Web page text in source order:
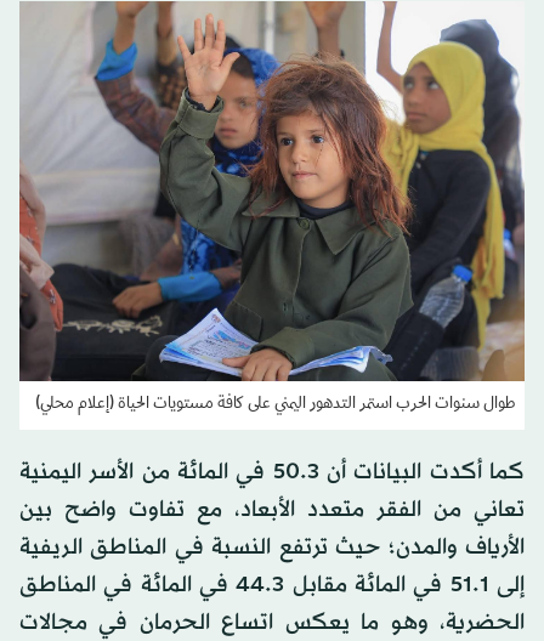
طوال سنوات الحرب استمر التدهور اليمني على كافة مستويات الحياة (إعلام محلي)
كما أكدت البيانات أن 50.3 في المائة من الأسر اليمنية
تعاني من الفقر متعدد الأبعاد، مع تفاوت واضح بين
الأرياف والمدن؛ حيث ترتفع النسبة في المناطق الريفية
إلى 51.1 في المائة مقابل 44.3 في المائة في المناطق
الحضرية، وهو ما يعكس اتساع الحرمان في مجالات